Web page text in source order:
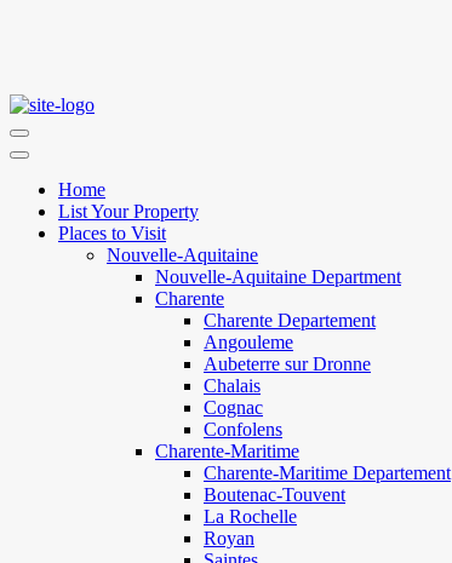
Home
List Your Property
Places to Visit
Nouvelle-Aquitaine
Nouvelle-Aquitaine Department
Charente
Charente Departement
Angouleme
Aubeterre sur Dronne
Chalais
Cognac
Confolens
Charente-Maritime
Charente-Maritime Departement
Boutenac-Touvent
La Rochelle
Royan